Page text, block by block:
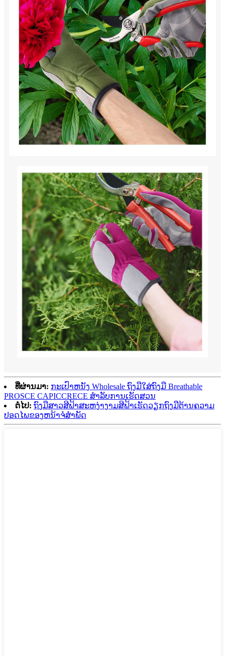
ທີ່ຜ່ານມາ: ກະເປົາຫນັງ Wholesale ຖົງມືໃສ່ຖົງມື Breathable
PROSCE CAPICCRECE ສໍາລັບການເຮັດສວນ
ຕໍ່ໄປ: ຖົງມືສາວສີຟ້າສະຫງ່າງາມສີຟ້າເຮັດວຽກຖົງມືຕ້ານຄວາມ
ປອດໄພຂອງຫນ້າຈໍສໍາພັດ